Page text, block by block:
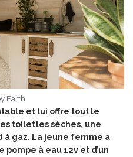
Earth
et lui offre tout le
toilettes sèches, une
à gaz. La jeune femme a
à eau 12v et d’un